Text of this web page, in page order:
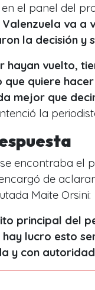
el panel del
va a
la decisión y
hayan vuelto,
quiere
mejor que
la
encontraba el
de
Maite Orsini:
principal del
lucro esto
y con